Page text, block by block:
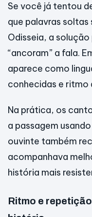
Se você já tentou
que palavras soltas
Odisseia, a
“ancoram” a fala.
aparece como
conhecidas e ritmo
Na prática, os
a passagem
ouvinte também
acompanhava
história mais
Ritmo e